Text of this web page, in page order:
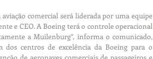
comercial será liderada por uma equipe
e CEO. A Boeing terá o controle operacional
a Muilenburg”, informa o comunicado,
centros de excelência da Boeing para o
de aeronaves comerciais de passageiros e